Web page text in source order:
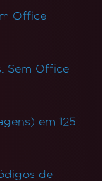
Office
Sem Office
em 125
de